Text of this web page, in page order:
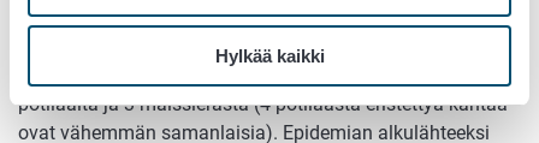
Hylkää kaikki
Kuvassa näkyy, että saman tyyppinen
potilaalta ja 3 maissierästä (4 potilaasta eristettyä kantaa
ovat vähemmän samanlaisia). Epidemian alkulähteeksi